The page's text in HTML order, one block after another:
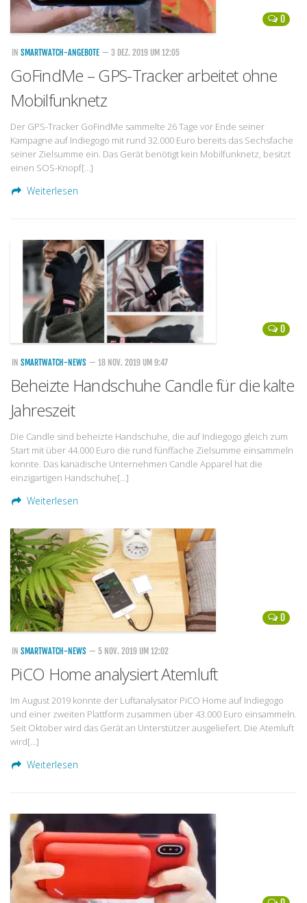
0
IN SMARTWATCH-ANGEBOTE — 3 DEZ. 2019 UM 12:05
GoFindMe – GPS-Tracker arbeitet ohne
Mobilfunknetz
Der GPS-Tracker GoFindMe sammelte 26 Tage vor Ende seiner
Kampagne auf Indiegogo mit rund 32.000 Euro bereits das Sechsfache
seiner Zielsumme ein. Das Gerät benötigt kein Mobilfunknetz, besitzt
einen SOS-Knopf[…]
Weiterlesen
0
IN SMARTWATCH-NEWS — 18 NOV. 2019 UM 9:47
Beheizte Handschuhe Candle für die kalte
Jahreszeit
Die Candle sind beheizte Handschuhe, die auf Indiegogo gleich zum
Start mit über 44.000 Euro die rund fünffache Zielsumme einsammeln
konnte. Das kanadische Unternehmen Candle Apparel hat die
einzigartigen Handschuhe[…]
Weiterlesen
0
IN SMARTWATCH-NEWS — 5 NOV. 2019 UM 12:02
PiCO Home analysiert Atemluft
Im August 2019 konnte der Luftanalysator PiCO Home auf Indiegogo
und einer zweiten Plattform zusammen über 43.000 Euro einsammeln.
Seit Oktober wird das Gerät an Unterstützer ausgeliefert. Die Atemluft
wird[…]
Weiterlesen